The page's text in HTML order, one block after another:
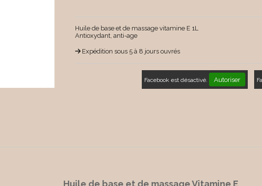
Huile de base et de massage vitamine E 1L
Antioxydant, anti-age
Expédition sous 5 à 8 jours ouvrés
Facebook est désactivé. Autoriser
Huile de base et de massage Vitamine E